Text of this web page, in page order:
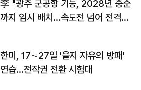
李 "광주 군공항 기능, 2028년 중순
까지 임시 배치…속도전 넘어 전격
한미, 17∼27일 '을지 자유의 방패'
연습…전작권 전환 시험대